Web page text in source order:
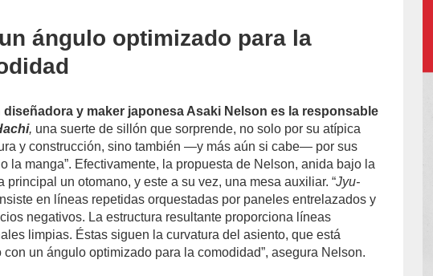
ángulo optimizado para la
diseñadora y maker japonesa Asaki Nelson es la responsable
, una suerte de sillón que sorprende, no solo por su atípica
y construcción, sino también —y más aún si cabe— por sus
la manga”. Efectivamente, la propuesta de Nelson, anida bajo la
principal un otomano, y este a su vez, una mesa auxiliar. “Jyu-
en líneas repetidas orquestadas por paneles entrelazados y
negativos. La estructura resultante proporciona líneas
limpias. Éstas siguen la curvatura del asiento, que está
con un ángulo optimizado para la comodidad”, asegura Nelson.
author/redaccion/